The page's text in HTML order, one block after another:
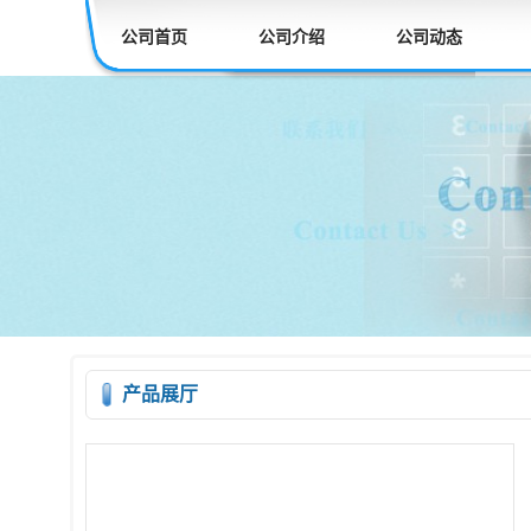
公司首页 公司介绍 公司动态
产品展厅